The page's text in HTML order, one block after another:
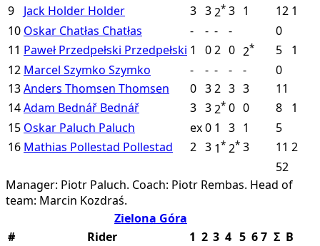
9
Jack Holder Holder 3 32* 3 1 12 1
10 Oskar Chatłas Chatłas - - - -
0
11 Paweł Przedpełski Przedpełski 1 02 0 2* 5
1
12 Marcel Szymko Szymko - - - - -
0
13Anders Thomsen Thomsen 0 32 3 3
11
14Adam Bednář Bednář 3 32* 0 0 8
1
15 Oskar Paluch Paluch ex0 1 3 1
5
16 Mathias Pollestad Pollestad 2 3 1* 2* 3 11 2
52
Manager: Piotr Paluch. Coach: Piotr Rembas. Head of
team: Marcin Kozdraś.
Zielona Góra
#
Rider 1 2 3 4 5 67 Σ B